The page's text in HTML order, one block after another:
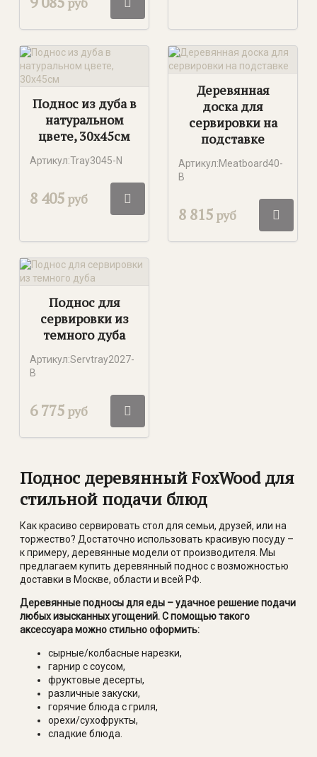
Поднос из дуба в
натуральном
цвете, 30х45см
Артикул:Tray3045-N
8 405 руб
Деревянная
доска для
сервировки на
подставке
Артикул:Meatboard40-
B
8 815 руб
Поднос для
сервировки из
темного дуба
Артикул:Servtray2027-
B
6 775 руб
Поднос деревянныйFoxWoodдля
стильной подачи блюд
Как красиво сервировать стол для семьи, друзей, или на
торжество? Достаточно использовать красивую посуду –
к примеру, деревянные модели от производителя. Мы
предлагаем купить деревянный поднос с возможностью
доставки в Москве, области и всей РФ.
Деревянные подносы для еды – удачное решение подачи
любых изысканных угощений. С помощью такого
аксессуара можно стильно оформить:
сырные/колбасные нарезки,
гарнир с соусом,
фруктовые десерты,
различные закуски,
горячие блюда с гриля,
орехи/сухофрукты,
сладкие блюда.